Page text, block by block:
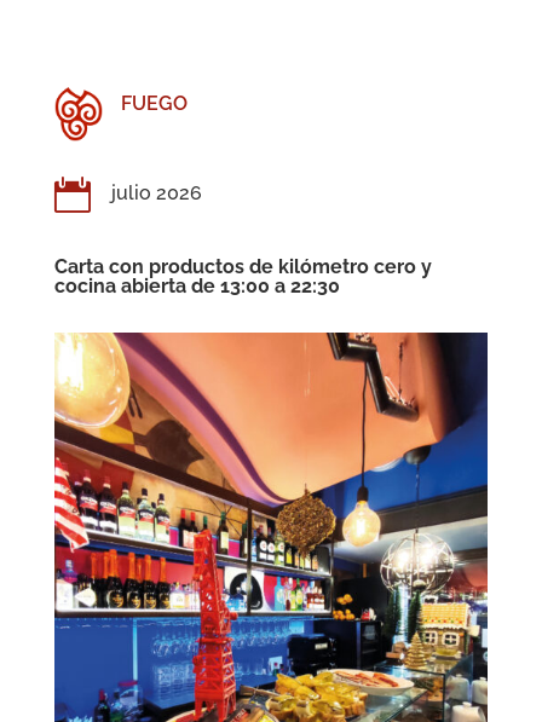
FUEGO
 julio 2026
Carta con productos de kilómetro cero y
cocina abierta de 13:00 a 22:30